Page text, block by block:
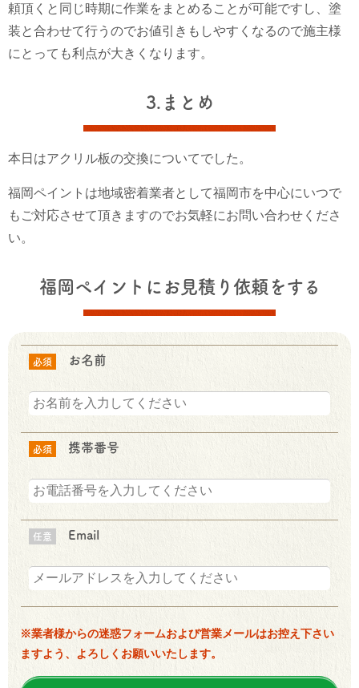
頼頂くと同じ時期に作業をまとめることが可能ですし、塗
装と合わせて行うのでお値引きもしやすくなるので施主様
にとっても利点が大きくなります。
3.まとめ
本日はアクリル板の交換についてでした。
福岡ペイントは地域密着業者として福岡市を中心にいつで
もご対応させて頂きますのでお気軽にお問い合わせくださ
い。
福岡ペイントにお見積り依頼をする
必須 お名前
必須 携帯番号
任意 Email
※業者様からの迷惑フォームおよび営業メールはお控え下さい
ますよう、よろしくお願いいたします。